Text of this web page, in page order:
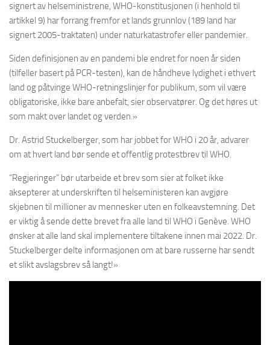
signert av helseministrene, WHO-konstitusjonen (i henhold til
artikkel 9) har forrang fremfor et lands grunnlov (189 land har
signert 2005-traktaten) under naturkatastrofer eller pandemier.
Siden definisjonen av en pandemi ble endret for noen år siden
(tilfeller basert på PCR-testen), kan de håndheve lydighet i ethvert
land og påtvinge WHO-retningslinjer for publikum, som vil være
obligatoriske, ikke bare anbefalt, sier observatører. Og det høres ut
som makt over landet og verden.»
Dr. Astrid Stuckelberger, som har jobbet for WHO i 20 år, advarer
om at hvert land bør sende et offentlig protestbrev til WHO.
“Regjeringer” bør utarbeide et brev som sier at folket ikke
aksepterer at underskriften til helseministeren kan avgjøre
skjebnen til millioner av mennesker uten en folkeavstemning. Det
er viktig å sende dette brevet fra alle land til WHO i Genève. WHO
ønsker at alle land skal implementere tiltakene innen mai 2022. Dr.
Stuckelberger delte informasjonen om at bare russerne har sendt
et slikt avslagsbrev så langt!»